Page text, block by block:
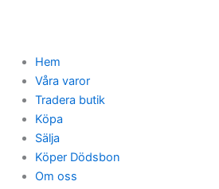
Hem
Våra varor
Tradera butik
Köpa
Sälja
Köper Dödsbon
Om oss